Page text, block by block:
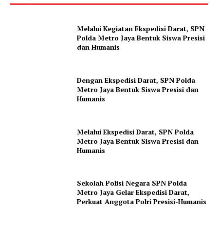
Melalui Kegiatan Ekspedisi Darat, SPN
Polda Metro Jaya Bentuk Siswa Presisi
dan Humanis
Dengan Ekspedisi Darat, SPN Polda
Metro Jaya Bentuk Siswa Presisi dan
Humanis
Melalui Ekspedisi Darat, SPN Polda
Metro Jaya Bentuk Siswa Presisi dan
Humanis
Sekolah Polisi Negara SPN Polda
Metro Jaya Gelar Ekspedisi Darat,
Perkuat Anggota Polri Presisi-Humanis